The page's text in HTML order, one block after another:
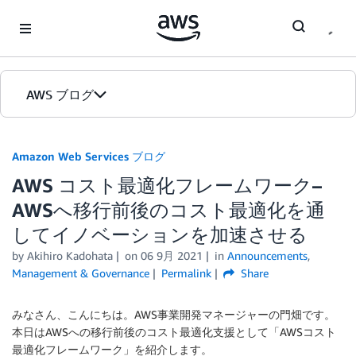
AWS ブログ
カテゴリ
エディション
Amazon Web Services ブログ
AWS コスト最適化フレームワーク–
AWSへ移行前後のコスト最適化を通
してイノベーションを加速させる
by Akihiro Kadohata on 06 9月 2021 in Announcements,
Management & Governance
Permalink Share
みなさん、こんにちは。AWS事業開発マネージャーの門畑です。
本日はAWSへの移行前後のコスト最適化支援として「AWSコスト
最適化フレームワーク」を紹介します。